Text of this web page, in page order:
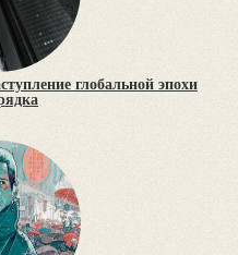
глобальной эпохи